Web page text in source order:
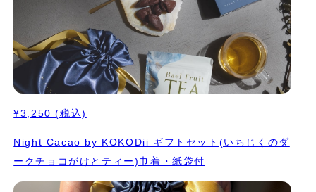
¥3,250 (税込)
Night Cacao by KOKODii ギフトセット(いちじくのダ
ークチョコがけとティー)巾着・紙袋付